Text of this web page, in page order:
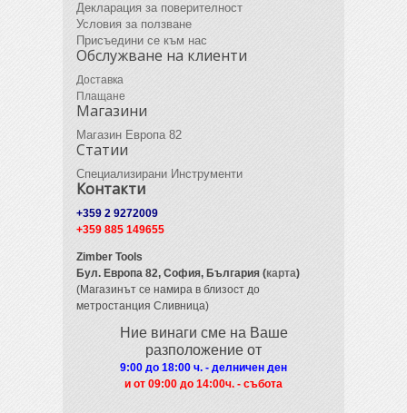
Декларация за поверителност
Условия за ползване
Присъедини се към нас
Обслужване на клиенти
Доставка
Плащане
Магазини
Магазин Европа 82
Статии
Специализирани Инструменти
Контакти
+359 2 9272009
+359 885 149655
Zimber Tools
Бул. Европа 82, София, България (карта)
(Магазинът се намира в близост до
метростанция Сливница)
Ние винаги сме на Ваше
разположение от
9:00 до 18:00 ч. - делничен ден
и от 09:00 до 14:00ч. - събота